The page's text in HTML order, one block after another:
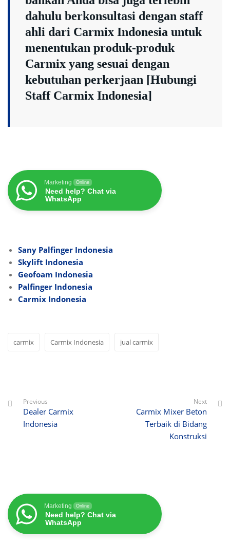
dahulu berkonsultasi dengan staff
ahli dari Carmix Indonesia untuk
menentukan produk-produk
Carmix yang sesuai dengan
kebutuhan perkerjaan [Hubungi
Staff Carmix Indonesia]
Marketing Online
Need help? Chat via
WhatsApp
Sany Palfinger Indonesia
Skylift Indonesia
Geofoam Indonesia
Palfinger Indonesia
Carmix Indonesia
carmix Carmix Indonesia jual carmix
Previous
Dealer Carmix
Indonesia
Next
Carmix Mixer Beton
Terbaik di Bidang
Konstruksi
Marketing Online
Need help? Chat via
WhatsApp